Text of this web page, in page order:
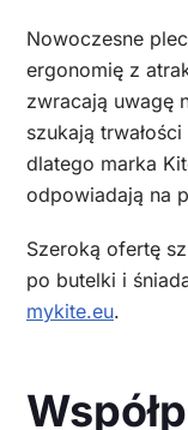
Nowoczesne
ergonomię z
zwracają uwagę
szukają
dlatego marka
odpowiadają na
Szeroką ofertę
po butelki i
mykite.eu.